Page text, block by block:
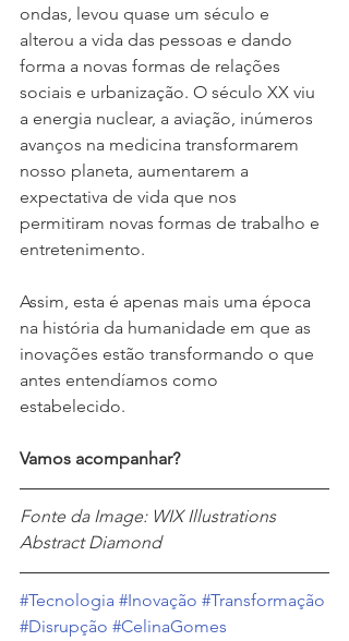
ondas, levou quase um século e
alterou a vida das pessoas e dando
forma a novas formas de relações
sociais e urbanização. O século XX viu
a energia nuclear, a aviação, inúmeros
avanços na medicina transformarem
nosso planeta, aumentarem a
expectativa de vida que nos
permitiram novas formas de trabalho e
entretenimento.
Assim, esta é apenas mais uma época
na história da humanidade em que as
inovações estão transformando o que
antes entendíamos como
estabelecido.
Vamos acompanhar?
Fonte da Image: WIX Illustrations
Abstract Diamond
#Tecnologia #Inovação #Transformação
#Disrupção #CelinaGomes